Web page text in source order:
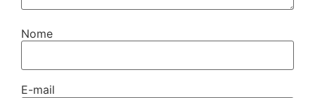
Nome
E-mail